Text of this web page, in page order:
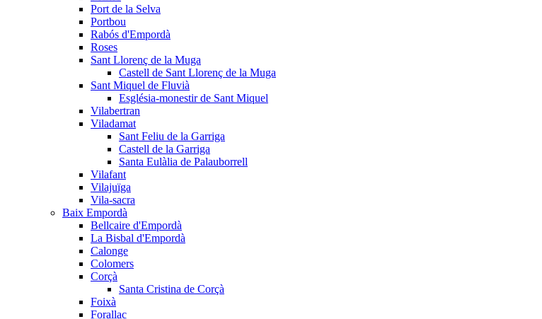
Port de la Selva
Portbou
Rabós d'Empordà
Roses
Sant Llorenç de la Muga
Castell de Sant Llorenç de la Muga
Sant Miquel de Fluvià
Església-monestir de Sant Miquel
Vilabertran
Viladamat
Sant Feliu de la Garriga
Castell de la Garriga
Santa Eulàlia de Palauborrell
Vilafant
Vilajuïga
Vila-sacra
Baix Empordà
Bellcaire d'Empordà
La Bisbal d'Empordà
Calonge
Colomers
Corçà
Santa Cristina de Corçà
Foixà
Forallac